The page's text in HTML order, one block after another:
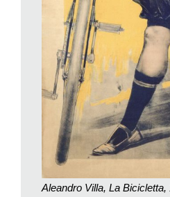
inforcano la bicicletta, spesso in
realtà non andò proprio così. Alle
tempo si sconsigliò l’uso del
l’adozione universale bisognò
con il tubo orizzontale del telaio
soprattutto allentare i vincoli della
della bicicletta favorì un nuovo
posto delle lunghe e pesanti
rigidi con stecche di balena si
pantalone. I pantaloni! In quegli
d’abbigliamento; erano il simbolo
Aleandro Villa, La